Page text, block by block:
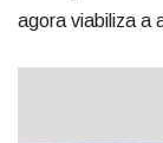
agora viabiliza a